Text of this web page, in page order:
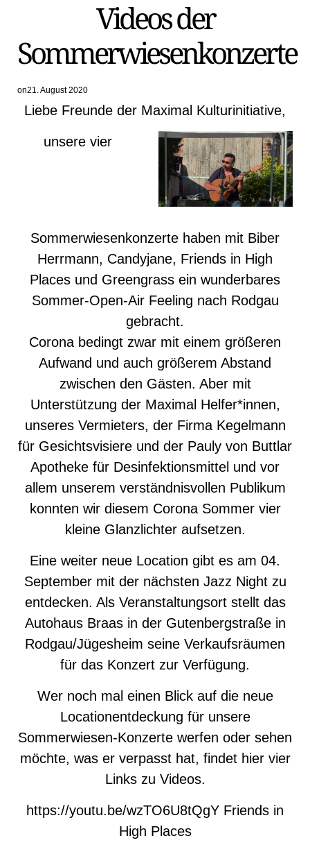
Videos der
Sommerwiesenkonzerte
on21. August 2020
Liebe Freunde der Maximal Kulturinitiative,
unsere vier
Sommerwiesenkonzerte haben mit Biber
Herrmann, Candyjane, Friends in High
Places und Greengrass ein wunderbares
Sommer-Open-Air Feeling nach Rodgau
gebracht.
Corona bedingt zwar mit einem größeren
Aufwand und auch größerem Abstand
zwischen den Gästen. Aber mit
Unterstützung der Maximal Helfer*innen,
unseres Vermieters, der Firma Kegelmann
für Gesichtsvisiere und der Pauly von Buttlar
Apotheke für Desinfektionsmittel und vor
allem unserem verständnisvollen Publikum
konnten wir diesem Corona Sommer vier
kleine Glanzlichter aufsetzen.
Eine weiter neue Location gibt es am 04.
September mit der nächsten Jazz Night zu
entdecken. Als Veranstaltungsort stellt das
Autohaus Braas in der Gutenbergstraße in
Rodgau/Jügesheim seine Verkaufsräumen
für das Konzert zur Verfügung.
Wer noch mal einen Blick auf die neue
Locationentdeckung für unsere
Sommerwiesen-Konzerte werfen oder sehen
möchte, was er verpasst hat, findet hier vier
Links zu Videos.
https://youtu.be/wzTO6U8tQgY Friends in
High Places